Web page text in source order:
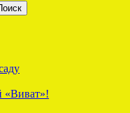
«Виват»!